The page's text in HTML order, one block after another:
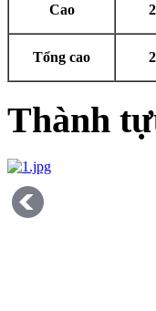
Cao
Tổng cao
Thành